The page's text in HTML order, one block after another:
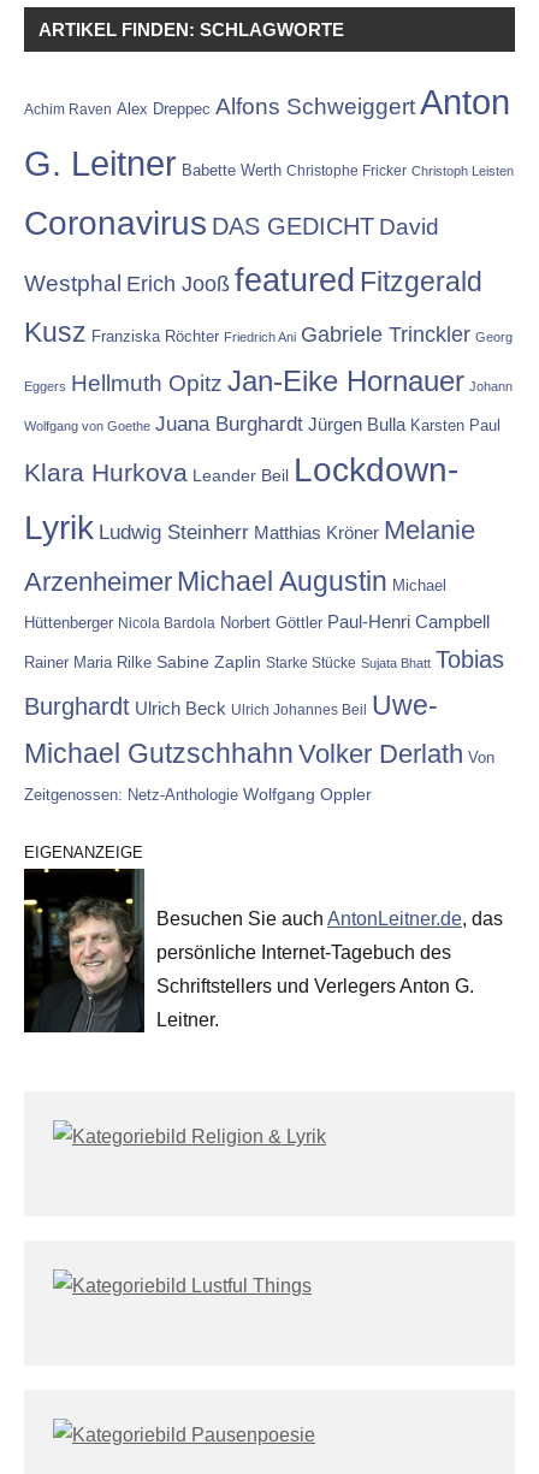
ARTIKEL FINDEN: SCHLAGWORTE
Achim Raven Alex Dreppec Alfons SchweiggertAnton
G. Leitner Babette Werth Christophe Fricker Christoph Leisten
Coronavirus DAS GEDICHT David
Westphal Erich Jooß featured Fitzgerald
Kusz Franziska Röchter Friedrich Ani Gabriele Trinckler Georg
Eggers Hellmuth Opitz Jan-Eike Hornauer Johann
Wolfgang von Goethe Juana Burghardt Jürgen Bulla Karsten Paul
Klara Hurkova Leander Beil Lockdown-
Lyrik Ludwig Steinherr Matthias Kröner Melanie
Arzenheimer Michael Augustin Michael
Hüttenberger Nicola Bardola Norbert Göttler Paul-Henri Campbell
Rainer Maria Rilke Sabine Zaplin Starke Stücke Sujata Bhatt Tobias
Burghardt Ulrich Beck Ulrich Johannes Beil Uwe-
Michael Gutzschhahn Volker Derlath Von
Zeitgenossen: Netz-Anthologie Wolfgang Oppler
EIGENANZEIGE
Besuchen Sie auch AntonLeitner.de, das
persönliche Internet-Tagebuch des
Schriftstellers und Verlegers Anton G.
Leitner.